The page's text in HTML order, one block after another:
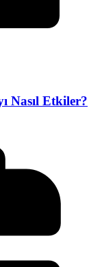
Nasıl Etkiler?